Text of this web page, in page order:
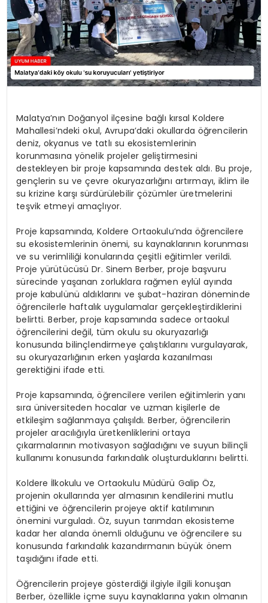
Malatya’nın Doğanyol ilçesine bağlı kırsal Koldere
Mahallesi’ndeki okul, Avrupa’daki okullarda öğrencilerin
deniz, okyanus ve tatlı su ekosistemlerinin
korunmasına yönelik projeler geliştirmesini
destekleyen bir proje kapsamında destek aldı. Bu proje,
gençlerin su ve çevre okuryazarlığını artırmayı, iklim ile
su krizine karşı sürdürülebilir çözümler üretmelerini
teşvik etmeyi amaçlıyor.
Proje kapsamında, Koldere Ortaokulu’nda öğrencilere
su ekosistemlerinin önemi, su kaynaklarının korunması
ve su verimliliği konularında çeşitli eğitimler verildi.
Proje yürütücüsü Dr. Sinem Berber, proje başvuru
sürecinde yaşanan zorluklara rağmen eylül ayında
proje kabulünü aldıklarını ve şubat-haziran döneminde
öğrencilerle haftalık uygulamalar gerçekleştirdiklerini
belirtti. Berber, proje kapsamında sadece ortaokul
öğrencilerini değil, tüm okulu su okuryazarlığı
konusunda bilinçlendirmeye çalıştıklarını vurgulayarak,
su okuryazarlığının erken yaşlarda kazanılması
gerektiğini ifade etti.
Proje kapsamında, öğrencilere verilen eğitimlerin yanı
sıra üniversiteden hocalar ve uzman kişilerle de
etkileşim sağlanmaya çalışıldı. Berber, öğrencilerin
projeler aracılığıyla üretkenliklerini ortaya
çıkarmalarının motivasyon sağladığını ve suyun bilinçli
kullanımı konusunda farkındalık oluşturduklarını belirtti.
Koldere İlkokulu ve Ortaokulu Müdürü Galip Öz,
projenin okullarında yer almasının kendilerini mutlu
ettiğini ve öğrencilerin projeye aktif katılımının
önemini vurguladı. Öz, suyun tarımdan ekosisteme
kadar her alanda önemli olduğunu ve öğrencilere su
konusunda farkındalık kazandırmanın büyük önem
taşıdığını ifade etti.
Öğrencilerin projeye gösterdiği ilgiyle ilgili konuşan
Berber, özellikle içme suyu kaynaklarına yakın olmanın